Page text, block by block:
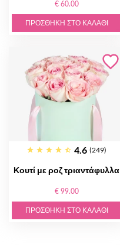
€ 60.00
ΠΡΟΣΘΉΚΗ ΣΤΟ ΚΑΛΆΘΙ
4.6 (249)
Κουτί με ροζ τριαντάφυλλα
€ 99.00
ΠΡΟΣΘΉΚΗ ΣΤΟ ΚΑΛΆΘΙ